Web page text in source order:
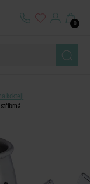
0
koktejl
stříbrná